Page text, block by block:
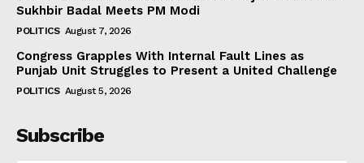
Sukhbir Badal Meets PM Modi
POLITICS August 7, 2026
Congress Grapples With Internal Fault Lines as
Punjab Unit Struggles to Present a United Challenge
POLITICS August 5, 2026
Subscribe